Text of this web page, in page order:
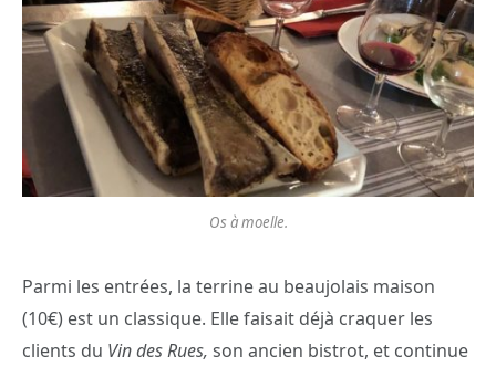
Os à moelle.
Parmi les entrées, la terrine au beaujolais maison
(10€) est un classique. Elle faisait déjà craquer les
clients du Vin des Rues, son ancien bistrot, et continue